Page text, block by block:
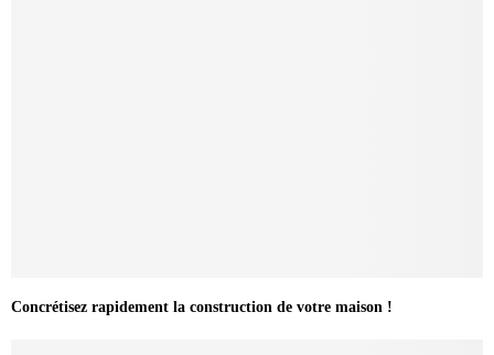
Concrétisez rapidement la construction de votre maison !